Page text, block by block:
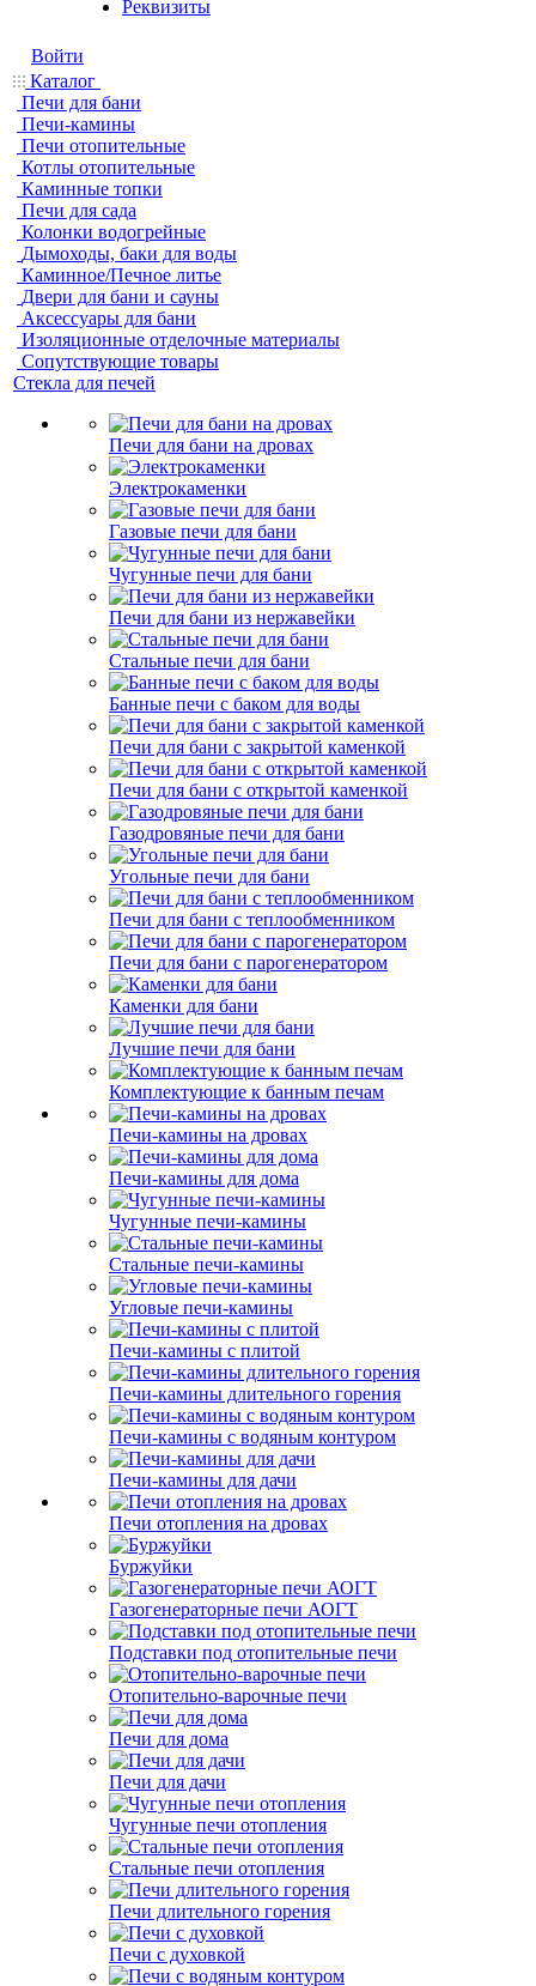
Реквизиты
Войти
Каталог
Печи для бани
Печи-камины
Печи отопительные
Котлы отопительные
Каминные топки
Печи для сада
Колонки водогрейные
Дымоходы, баки для воды
Каминное/Печное литье
Двери для бани и сауны
Аксессуары для бани
Изоляционные отделочные материалы
Сопутствующие товары
Стекла для печей
Печи для бани на дровах
Электрокаменки
Газовые печи для бани
Чугунные печи для бани
Печи для бани из нержавейки
Стальные печи для бани
Банные печи с баком для воды
Печи для бани с закрытой каменкой
Печи для бани с открытой каменкой
Газодровяные печи для бани
Угольные печи для бани
Печи для бани с теплообменником
Печи для бани с парогенератором
Каменки для бани
Лучшие печи для бани
Комплектующие к банным печам
Печи-камины на дровах
Печи-камины для дома
Чугунные печи-камины
Стальные печи-камины
Угловые печи-камины
Печи-камины с плитой
Печи-камины длительного горения
Печи-камины с водяным контуром
Печи-камины для дачи
Печи отопления на дровах
Буржуйки
Газогенераторные печи АОГТ
Подставки под отопительные печи
Отопительно-варочные печи
Печи для дома
Печи для дачи
Чугунные печи отопления
Стальные печи отопления
Печи длительного горения
Печи с духовкой